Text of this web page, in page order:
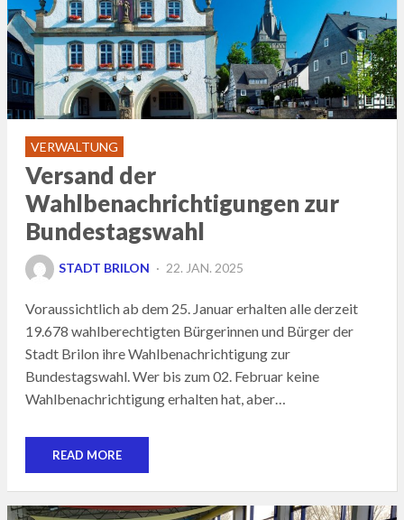
VERWALTUNG
Versand der
Wahlbenachrichtigungen zur
Bundestagswahl
STADT BRILON
POSTED
22. JAN. 2025
Voraussichtlich ab dem 25. Januar erhalten alle derzeit
19.678 wahlberechtigten Bürgerinnen und Bürger der
Stadt Brilon ihre Wahlbenachrichtigung zur
Bundestagswahl. Wer bis zum 02. Februar keine
Wahlbenachrichtigung erhalten hat, aber…
READ MORE